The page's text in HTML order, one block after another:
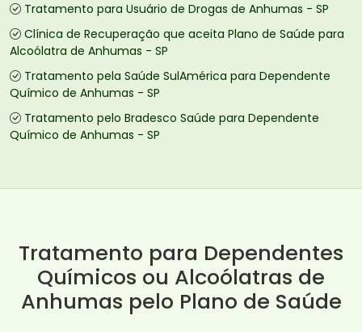
Tratamento para Usuário de Drogas de Anhumas - SP
Clínica de Recuperação que aceita Plano de Saúde para
Alcoólatra de Anhumas - SP
Tratamento pela Saúde SulAmérica para Dependente
Químico de Anhumas - SP
Tratamento pelo Bradesco Saúde para Dependente
Químico de Anhumas - SP
Tratamento para Dependentes
Químicos ou Alcoólatras de
Anhumas pelo Plano de Saúde